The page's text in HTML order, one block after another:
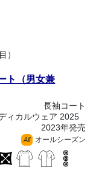
）
ト（男女兼
長袖コート
カルウェア 2025
2023年発売
All オールシーズン